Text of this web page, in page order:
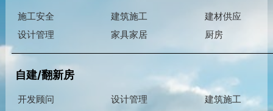
施工安全 建筑施工
建材供应
设计管理
家具家居 厨房
自建/翻新房
开发顾问 设计管理
建筑施工